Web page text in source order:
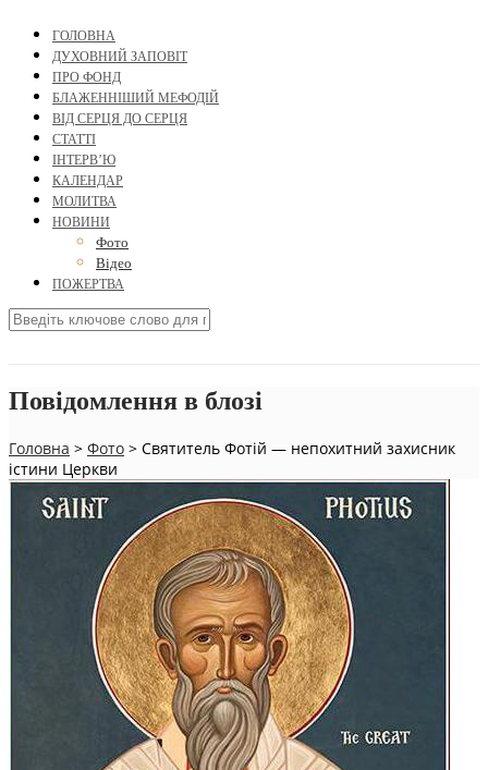
ГОЛОВНА
ДУХОВНИЙ ЗАПОВІТ
ПРО ФОНД
БЛАЖЕННІШИЙ МЕФОДІЙ
ВІД СЕРЦЯ ДО СЕРЦЯ
СТАТТІ
ІНТЕРВ’Ю
КАЛЕНДАР
МОЛИТВА
НОВИНИ
Фото
Відео
ПОЖЕРТВА
Повідомлення в блозі
Головна > Фото > Святитель Фотій — непохитний захисник
істини Церкви